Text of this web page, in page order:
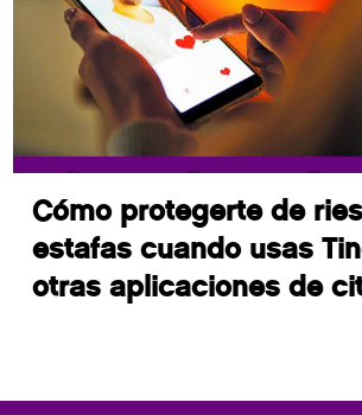
Cómo protegerte de
estafas cuando usas
otras aplicaciones de